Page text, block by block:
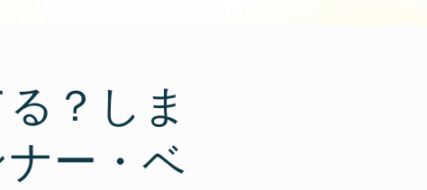
？しま
ー・ベ